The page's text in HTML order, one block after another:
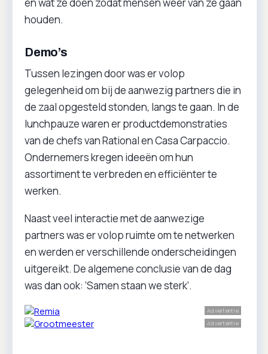
houden.
Demo’s
Tussen lezingen door was er volop
gelegenheid om bij de aanwezig partners die in
de zaal opgesteld stonden, langs te gaan. In de
lunchpauze waren er productdemonstraties
van de chefs van Rational en Casa Carpaccio.
Ondernemers kregen ideeën om hun
assortiment te verbreden en efficiënter te
werken.
Naast veel interactie met de aanwezige
partners was er volop ruimte om te netwerken
en werden er verschillende onderscheidingen
uitgereikt. De algemene conclusie van de dag
was dan ook: ‘Samen staan we sterk’.
Advertentie
Advertentie